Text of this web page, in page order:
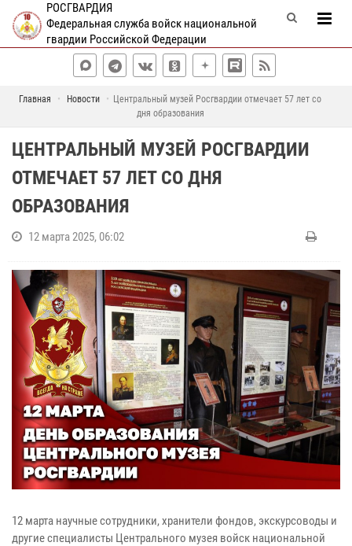
РОСГВАРДИЯ
Федеральная служба войск национальной
гвардии Российской Федерации
Главная Новости
Центральный музей Росгвардии отмечает 57 лет со
дня образования
ЦЕНТРАЛЬНЫЙ МУЗЕЙ РОСГВАРДИИ
ОТМЕЧАЕТ 57 ЛЕТ СО ДНЯ
ОБРАЗОВАНИЯ
12 марта 2025, 06:02
12 марта научные сотрудники, хранители фондов, экскурсоводы и
другие специалисты Центрального музея войск национальной